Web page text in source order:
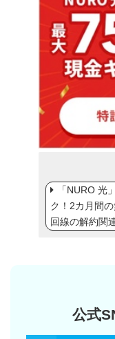
「NURO 光
ク！2カ月間
回線の解約関
公式